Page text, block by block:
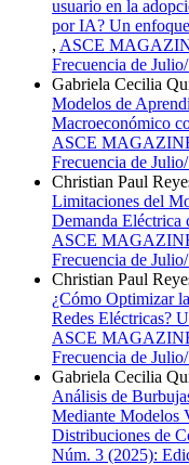
usuario en la
por IA? Un
, ASCE
Frecuencia de
Gabriela Cecilia
Modelos de
Macroeconómico
ASCE
Frecuencia de
Christian Paul
Limitaciones del
Demanda Eléctrica
ASCE
Frecuencia de
Christian Paul
¿Cómo Optimizar
Redes Eléctricas?
ASCE
Frecuencia de
Gabriela Cecilia
Análisis de
Mediante Modelos
Distribuciones de
Núm. 3 (2025):